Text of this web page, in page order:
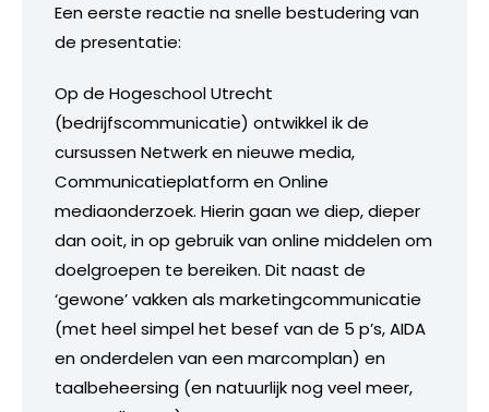
Een eerste reactie na snelle bestudering van
de presentatie:
Op de Hogeschool Utrecht
(bedrijfscommunicatie) ontwikkel ik de
cursussen Netwerk en nieuwe media,
Communicatieplatform en Online
mediaonderzoek. Hierin gaan we diep, dieper
dan ooit, in op gebruik van online middelen om
doelgroepen te bereiken. Dit naast de
‘gewone’ vakken als marketingcommunicatie
(met heel simpel het besef van de 5 p’s, AIDA
en onderdelen van een marcomplan) en
taalbeheersing (en natuurlijk nog veel meer,